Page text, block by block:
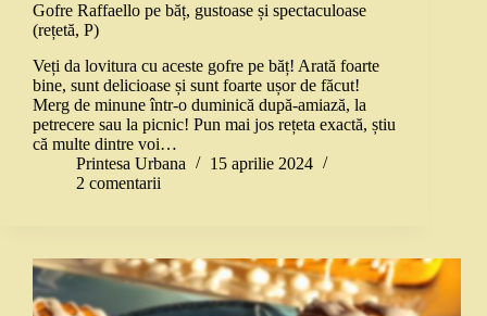
Gofre Raffaello pe băț, gustoase și spectaculoase
(rețetă, P)
Veți da lovitura cu aceste gofre pe băț! Arată foarte
bine, sunt delicioase și sunt foarte ușor de făcut!
Merg de minune într-o duminică după-amiază, la
petrecere sau la picnic! Pun mai jos rețeta exactă, știu
că multe dintre voi…
Printesa Urbana
15 aprilie 2024
2 comentarii